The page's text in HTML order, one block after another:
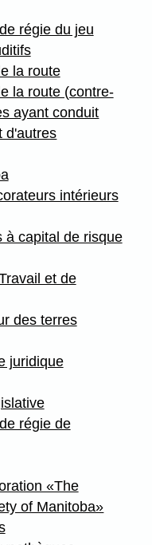
régie du jeu
la route
la route (contre-
ayant conduit
d'autres
intérieurs
à capital de risque
et de
des terres
juridique
régie de
«The
of Manitoba»